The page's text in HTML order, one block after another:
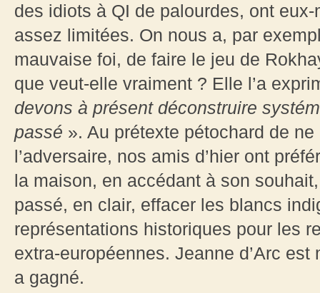
des idiots à QI de palourdes, ont
assez limitées. On nous a, par
mauvaise foi, de faire le jeu de
que veut-elle vraiment ? Elle l’a
devons à présent déconstruire
passé ». Au prétexte pétochard de
l’adversaire, nos amis d’hier ont
la maison, en accédant à son
passé, en clair, effacer les blancs
représentations historiques pour les
extra-européennes. Jeanne d’Arc
a gagné.